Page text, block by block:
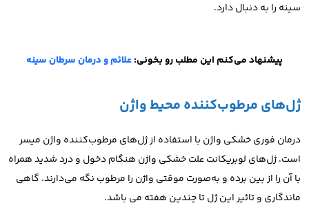
سینه را به دنبال دارد.
پیشنهاد می‌کنم این مطلب رو بخونی:علائم و درمان سرطان سینه
ژل‌های مرطوب‌کننده محیط واژن
درمان فوری خشکی واژن با استفاده از ژل‌های مرطوب‌کننده واژن میسر
است. ژل‌های لوبریکانت علت خشکی واژن هنگام دخول و درد شدید همراه
با آن را از بین برده و به‌صورت موقتی واژن را مرطوب نگه می‌دارند. گاهی
ماندگاری و تاثیر این ژل تا چندین هفته می باشد.